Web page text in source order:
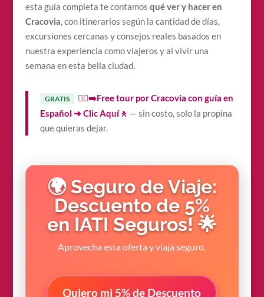
esta guía completa te contamos qué ver y hacer en
Cracovia, con itinerarios según la cantidad de días,
excursiones cercanas y consejos reales basados en
nuestra experiencia como viajeros y al vivir una
semana en esta bella ciudad.
GRATIS
🚶‍♀️‍➡️Free tour por Cracovia con guía en
Español ➜ Clic Aquí🚶 — sin costo, solo la propina
que quieras dejar.
🌍 Seguro de Viaje:
Descuento de 5%
en IATI Seguros! 🌟
Aprovecha esta oferta y viaja seguro.
Quiero mi 5% de Descuento